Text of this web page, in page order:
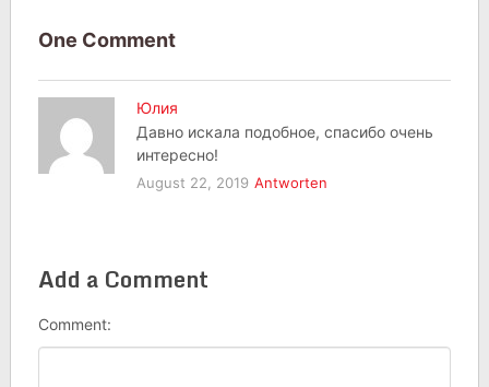
One Comment
Юлия
Давно искала подобное, спасибо очень
интересно!
August 22, 2019 Antworten
Add a Comment
Comment: